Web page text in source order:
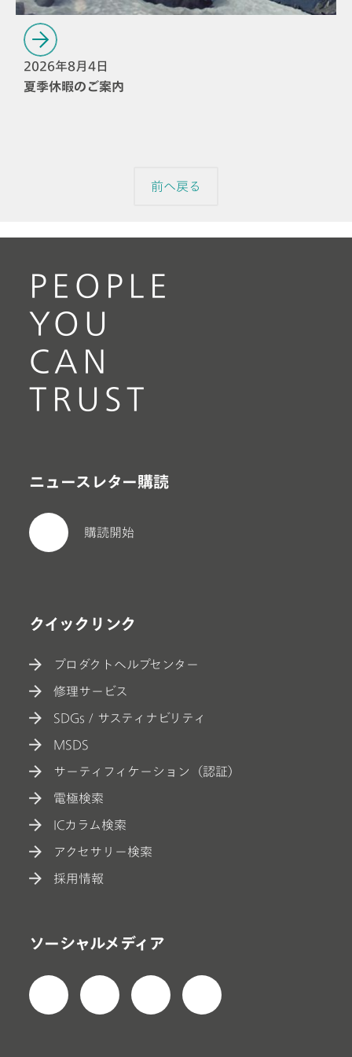
2026年8月4日
夏季休暇のご案内
前へ戻る
PEOPLE
YOU
CAN
TRUST
ニュースレター購読
購読開始
クイックリンク
プロダクトヘルプセンター
修理サービス
SDGs / サスティナビリティ
MSDS
サーティフィケーション（認証）
電極検索
ICカラム検索
アクセサリー検索
採用情報
ソーシャルメディア